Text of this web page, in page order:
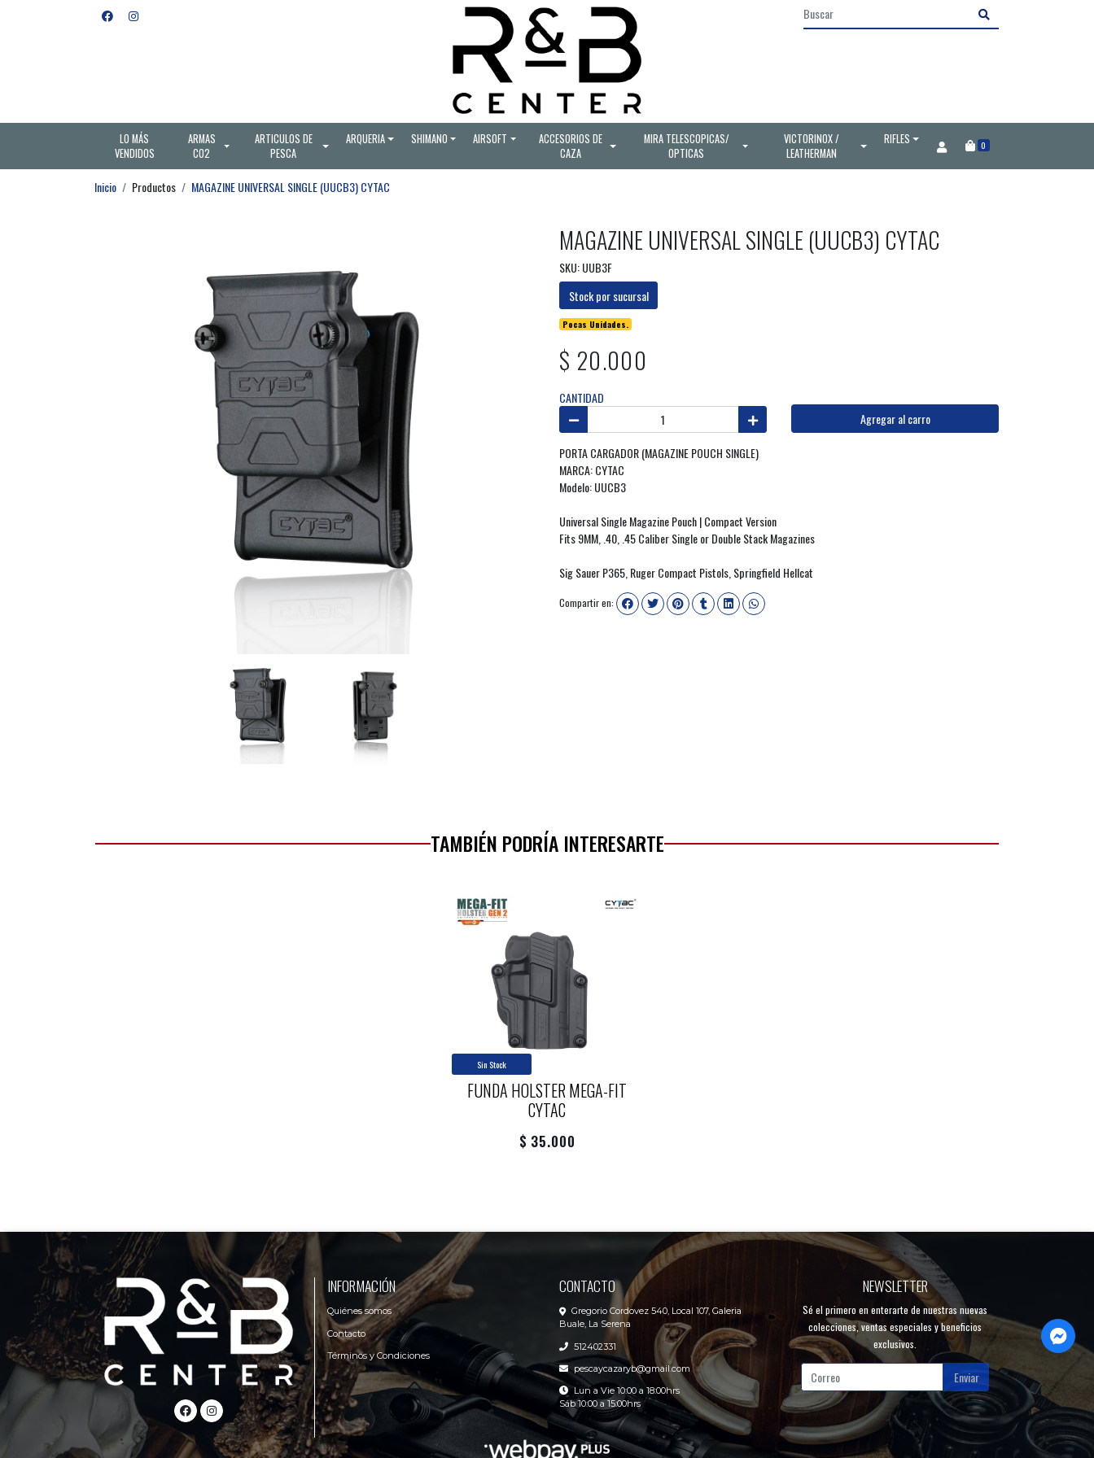
LO MÁS
VENDIDOS
ARMAS
CO2
ARTICULOS DE
PESCA
ARQUERIA SHIMANO AIRSOFT
ACCESORIOS DE
CAZA
MIRA TELESCOPICAS/
OPTICAS
VICTORINOX /
LEATHERMAN
RIFLES 0
Inicio Productos MAGAZINE UNIVERSAL SINGLE (UUCB3) CYTAC
MAGAZINE UNIVERSAL SINGLE (UUCB3) CYTAC
SKU: UUB3F
Stock por sucursal
Pocas Unidades.
$ 20.000
CANTIDAD
Agregar al carro
PORTA CARGADOR (MAGAZINE POUCH SINGLE)
MARCA: CYTAC
Modelo: UUCB3
Universal Single Magazine Pouch | Compact Version
Fits 9MM, .40, .45 Caliber Single or Double Stack Magazines
Sig Sauer P365, Ruger Compact Pistols, Springfield Hellcat
Compartir en:
TAMBIÉN PODRÍA INTERESARTE
Sin Stock
FUNDA HOLSTER MEGA-FIT
CYTAC
$ 35.000
INFORMACIÓN
Quiénes somos
Contacto
Términos y Condiciones
CONTACTO
Gregorio Cordovez 540, Local 107, Galeria
Buale, La Serena
512402331
pescaycazaryb@gmail.com
Lun a Vie 10:00 a 18:00hrs
Sáb 10:00 a 15:00hrs
NEWSLETTER
Sé el primero en enterarte de nuestras nuevas
colecciones, ventas especiales y beneficios
exclusivos.
Enviar